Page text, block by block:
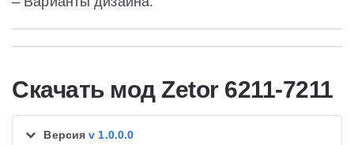
Скачать мод Zetor 6211-7211
Версияv 1.0.0.0